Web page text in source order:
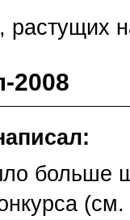
растущих
2008
больше